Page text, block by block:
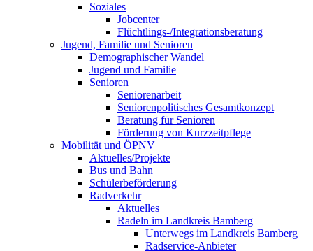
Soziales
Jobcenter
Flüchtlings-/Integrationsberatung
Jugend, Familie und Senioren
Demographischer Wandel
Jugend und Familie
Senioren
Seniorenarbeit
Seniorenpolitisches Gesamtkonzept
Beratung für Senioren
Förderung von Kurzzeitpflege
Mobilität und ÖPNV
Aktuelles/Projekte
Bus und Bahn
Schülerbeförderung
Radverkehr
Aktuelles
Radeln im Landkreis Bamberg
Unterwegs im Landkreis Bamberg
Radservice-Anbieter